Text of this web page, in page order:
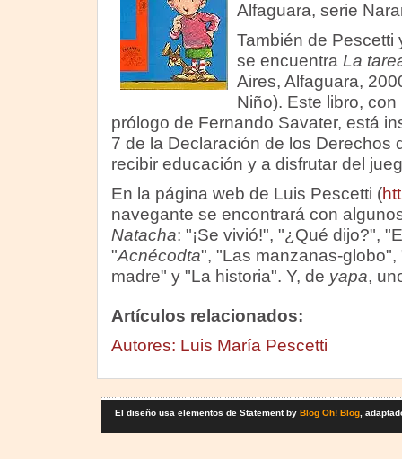
Alfaguara, serie
También de Pescetti
se encuentra La
Aires, Alfaguara,
Niño). Este libro,
prólogo de Fernando Savater, está
7 de la Declaración de los Derechos
recibir educación y a disfrutar del
En la página web de Luis Pescetti (
navegante se encontrará con
Natacha: "¡Se vivió!", "¿Qué dijo?",
"Acnécodta", "Las manzanas-globo",
madre" y "La historia". Y, de yapa,
Artículos relacionados:
Autores: Luis María Pescetti
El diseño usa elementos de Statement by Blog Oh! Blog,